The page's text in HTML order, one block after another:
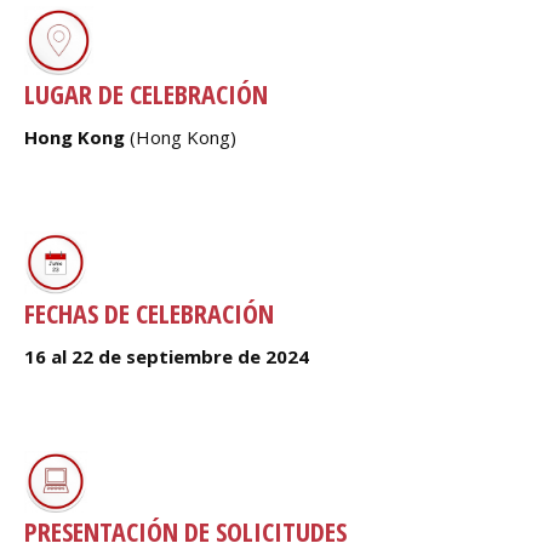
LUGAR DE CELEBRACIÓN
Hong Kong (Hong Kong)
FECHAS DE CELEBRACIÓN
16 al 22 de septiembre de 2024
PRESENTACIÓN DE SOLICITUDES